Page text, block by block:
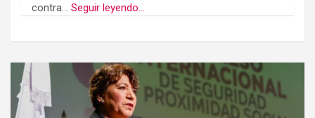
contra... Seguir leyendo...